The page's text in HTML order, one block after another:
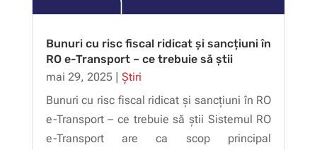
Bunuri cu risc fiscal ridicat și sancțiuni în
RO e-Transport – ce trebuie să știi
mai 29, 2025| Știri
Bunuri cu risc fiscal ridicat și sancțiuni în RO
e-Transport – ce trebuie să știi Sistemul RO
e-Transport are ca scop principal